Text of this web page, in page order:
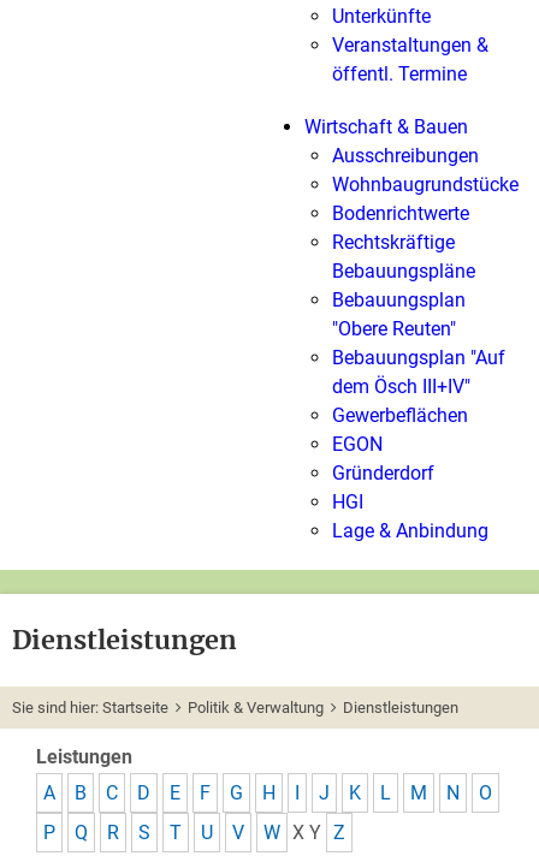
Unterkünfte
Veranstaltungen &
öffentl. Termine
Wirtschaft & Bauen
Ausschreibungen
Wohnbaugrundstücke
Bodenrichtwerte
Rechtskräftige
Bebauungspläne
Bebauungsplan
"Obere Reuten"
Bebauungsplan "Auf
dem Ösch III+IV"
Gewerbeflächen
EGON
Gründerdorf
HGI
Lage & Anbindung
Dienstleistungen
Sie sind hier: Startseite Politik & Verwaltung Dienstleistungen
Leistungen
A
B C D E F G H I J K L M N
O
P
Q R S T U V W X Y Z